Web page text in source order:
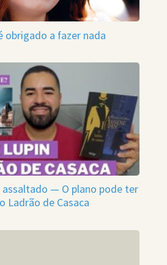
obrigado a fazer nada
assaltado — O plano pode ter
Ladrão de Casaca